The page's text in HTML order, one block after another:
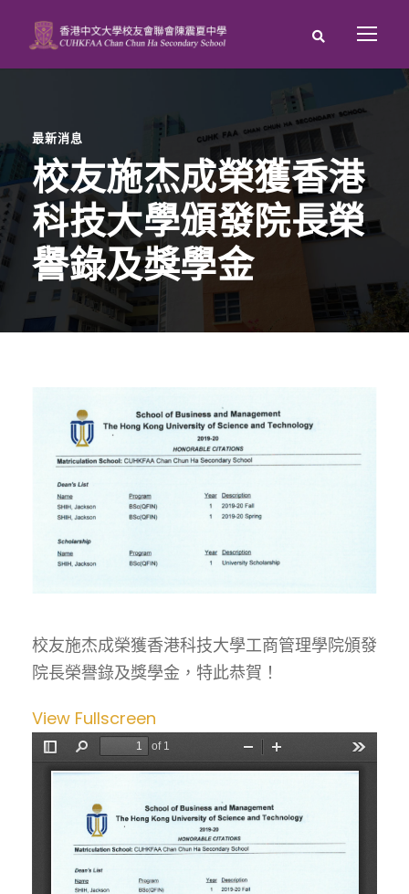
最新消息
校友施杰成榮獲香港
科技大學頒發院長榮
譽錄及獎學金
校友施杰成榮獲香港科技大學工商管理學院頒發
院長榮譽錄及獎學金，特此恭賀！
View Fullscreen